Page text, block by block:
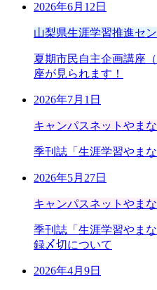
2026年6月12日
山梨県生涯学習推進セ
夏期市民自主企画講座
座が見られます！
2026年7月1日
キャンパスネットやま
季刊誌「生涯学習やま
2026年5月27日
キャンパスネットやま
季刊誌「生涯学習やま
録〆切について
2026年4月9日